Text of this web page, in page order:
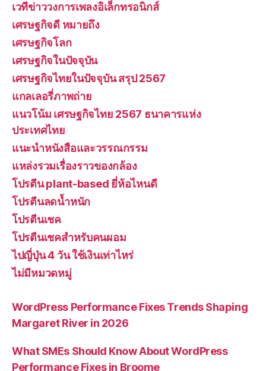
เวทีข่าววงการเพลงอิเล็กทรอนิกส์
เศรษฐกิจดี หมายถึง
เศรษฐกิจโลก
เศรษฐกิจในปัจจุบัน
เศรษฐกิจไทยในปัจจุบัน สรุป 2567
แกลเลอรี่ภาพถ่าย
แนวโน้ม เศรษฐกิจไทย 2567 ธนาคารแห่ง
ประเทศไทย
แนะนำหนังสือและวรรณกรรม
แหล่งรวมเรื่องราวของกล้อง
โปรตีน plant-based ยี่ห้อไหนดี
โปรตีนลดน้ำหนัก
โปรตีนเชค
โปรตีนเชคสำหรับคนผอม
ไปญี่ปุ่น 4 วัน ใช้เงินเท่าไหร่
ไม่มีหมวดหมู่
WordPress Performance Fixes Trends Shaping
Margaret River in 2026
What SMEs Should Know About WordPress
Performance Fixes in Broome